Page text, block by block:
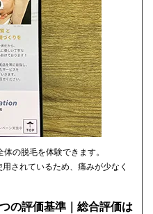
の脱毛を体験できます。
されているため、痛みが少なく
の評価基準｜総合評価は